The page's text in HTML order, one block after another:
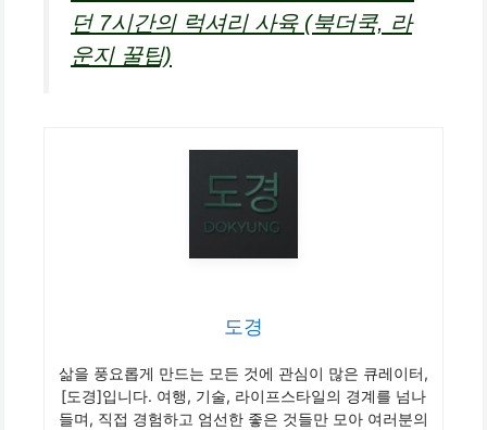
던 7시간의 럭셔리 사육 (북더쿡, 라
운지 꿀팁)
도경
삶을 풍요롭게 만드는 모든 것에 관심이 많은 큐레이터,
[도경]입니다. 여행, 기술, 라이프스타일의 경계를 넘나
들며, 직접 경험하고 엄선한 좋은 것들만 모아 여러분의